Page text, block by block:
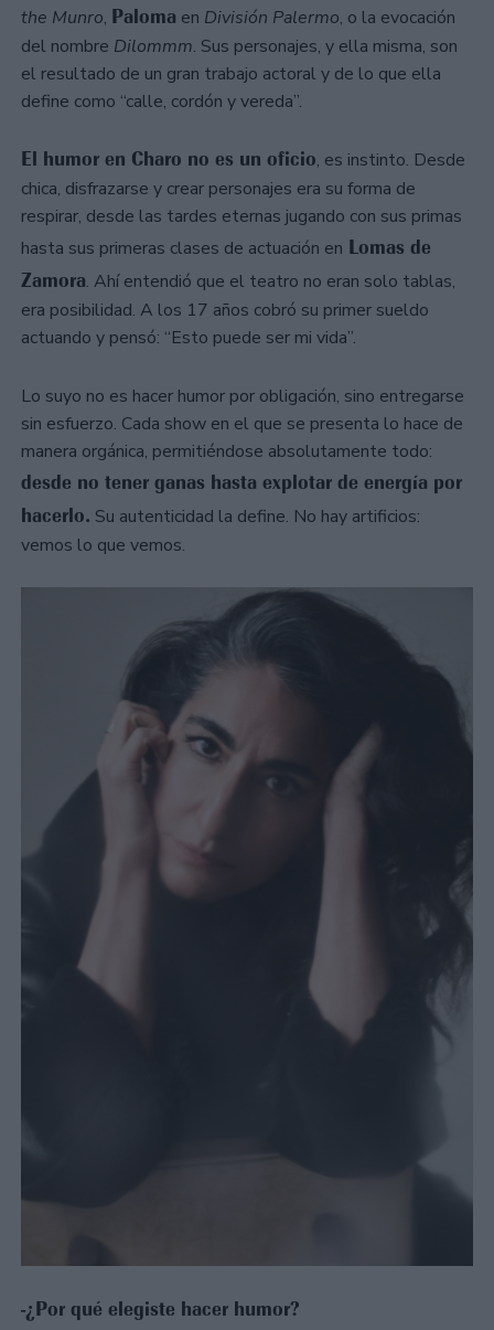
the Munro, Paloma en División Palermo, o la evocación
del nombre Dilommm. Sus personajes, y ella misma, son
el resultado de un gran trabajo actoral y de lo que ella
define como “calle, cordón y vereda”.
El humor en Charo no es un oficio, es instinto. Desde
chica, disfrazarse y crear personajes era su forma de
respirar, desde las tardes eternas jugando con sus primas
hasta sus primeras clases de actuación en Lomas de
Zamora. Ahí entendió que el teatro no eran solo tablas,
era posibilidad. A los 17 años cobró su primer sueldo
actuando y pensó: “Esto puede ser mi vida”.
Lo suyo no es hacer humor por obligación, sino entregarse
sin esfuerzo. Cada show en el que se presenta lo hace de
manera orgánica, permitiéndose absolutamente todo:
desde no tener ganas hasta explotar de energía por
hacerlo. Su autenticidad la define. No hay artificios:
vemos lo que vemos.
-¿Por qué elegiste hacer humor?